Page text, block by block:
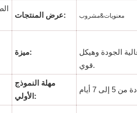
عرض المنتجات: معنويات&مشروب
ميزة:
الجودة وهيكل
قوي.
مهلة النموذج
الأولي: